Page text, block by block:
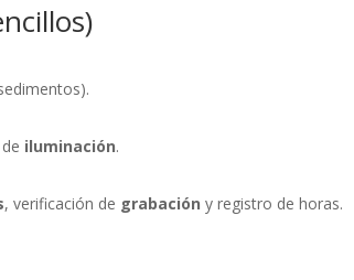
iluminación.
, verificación de grabación y registro de horas.